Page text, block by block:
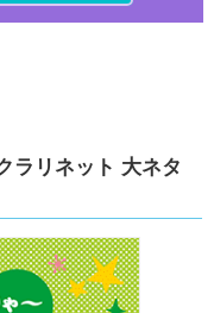
ラリネット 大ネタ